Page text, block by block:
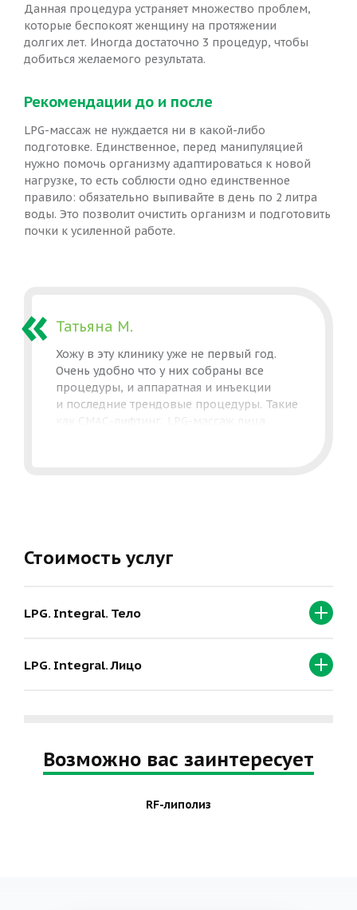
Данная процедура устраняет множество проблем,
которые беспокоят женщину на протяжении
долгих лет. Иногда достаточно 3 процедур, чтобы
добиться желаемого результата.
Рекомендации до и после
LPG-массаж не нуждается ни в какой-либо
подготовке. Единственное, перед манипуляцией
нужно помочь организму адаптироваться к новой
нагрузке, то есть соблюсти одно единственное
правило: обязательно выпивайте в день по 2 литра
воды. Это позволит очистить организм и подготовить
почки к усиленной работе.
Татьяна М.
Хожу в эту клинику уже не первый год.
Очень удобно что у них собраны все
процедуры, и аппаратная и инъекции
и последние трендовые процедуры. Такие
как СМАС-лифтинг, LPG-массаж лица
Стоимость услуг
LPG. Integral. Тело
LPG. Integral. Лицо
Возможно вас заинтересует
RF-липолиз